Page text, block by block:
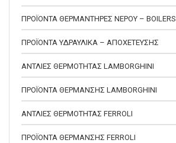
ΠΡΟΪΟΝΤΑ ΘΕΡΜΑΝΤΗΡΕΣ ΝΕΡΟΥ – BOILERS
ΠΡΟΪΟΝΤΑ ΥΔΡΑΥΛΙΚΑ – ΑΠΟΧΕΤΕΥΣΗΣ
ΑΝΤΛΙΕΣ ΘΕΡΜΟΤΗΤΑΣ LAMBORGHINI
ΠΡΟΪΟΝΤΑ ΘΕΡΜΑΝΣΗΣ LAMBORGHINI
ΑΝΤΛΙΕΣ ΘΕΡΜΟΤΗΤΑΣ FERROLI
ΠΡΟΪΟΝΤΑ ΘΕΡΜΑΝΣΗΣ FERROLI